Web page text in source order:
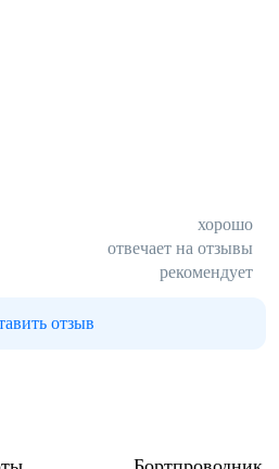
хорошо
отвечает на отзывы
рекомендует
отзыв